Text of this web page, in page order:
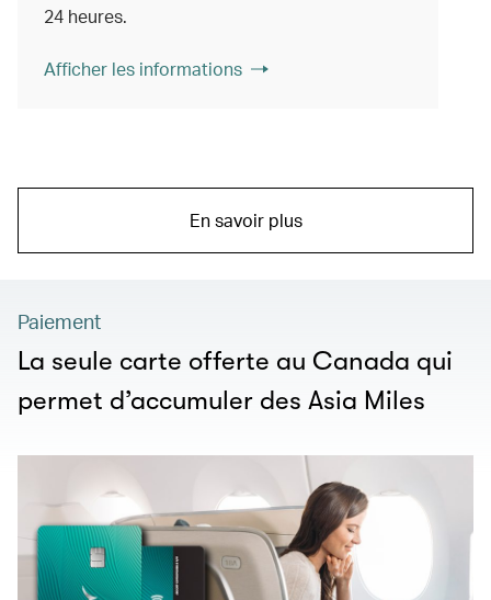
24 heures.
Afficher les informations
En savoir plus
Paiement
La seule carte offerte au Canada qui
permet d’accumuler des Asia Miles